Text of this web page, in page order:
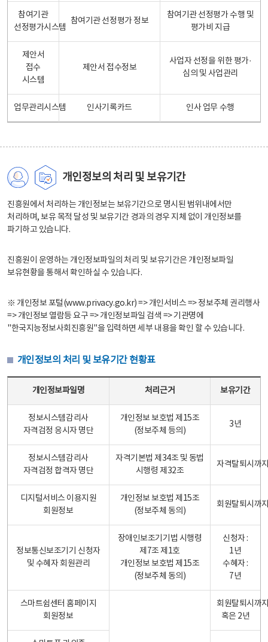
참여기관
선정평가시스템
참여기관 선정평가 정보
참여기관 선정평가 수행 및
평가비 지급
제안서
접수
시스템
제안서 접수정보
사업자 선정을 위한 평가·
심의 및 사업관리
업무관리시스템 인사기록카드 인사 업무 수행
개인정보의 처리 및 보유기간
진흥원에서 처리하는 개인정보는 보유기간으로 명시된 범위내에서만
처리하며, 보유 목적 달성 및 보유기간 경과의 경우 지체 없이 개인정보를
파기하고 있습니다.
진흥원이 운영하는 개인정보파일의 처리 및 보유기간은 개인정보파일
보유현황을 통해서 확인하실 수 있습니다.
※ 개인정보 포털(www.privacy.go.kr) => 개인서비스 => 정보주체 권리행사
=> 개인정보 열람등 요구 => 개인정보파일 검색 => 기관명에
"한국지능정보사회진흥원"을 입력하면 세부 내용을 확인 할 수 있습니다.
개인정보의 처리 및 보유기간 현황표
개인정보파일명 처리근거 보유기간
정보시스템감리사
자격검정 응시자 명단
개인정보 보호법 제15조
(정보주체 등의)
3년
정보시스템감리사
자격검정 합격자 명단
자격기본법 제34조 및 동법
시행령 제32조
자격탈퇴시까
디지털서비스 이용지원
회원정보
개인정보 보호법 제15조
(정보주체 동의)
회원탈퇴시까
정보통신보조기기 신청자
및 수혜자 회원관리
장애인보조기기법 시행령
제7조 제1호
개인정보 보호법 제15조
(정보주체 동의)
신청자 :
1년
수혜자 :
7년
스마트쉼센터 홈페이지
회원정보
회원탈퇴시까
혹은 2년